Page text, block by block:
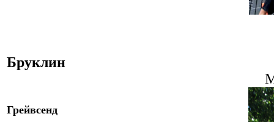
Бруклин
Грейвсенд